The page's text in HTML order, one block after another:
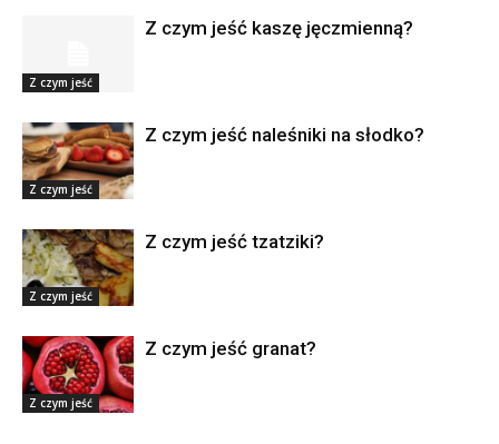
Z czym jeść
Z czym jeść kaszę jęczmienną?
Z czym jeść
Z czym jeść naleśniki na słodko?
Z czym jeść
Z czym jeść tzatziki?
Z czym jeść
Z czym jeść granat?